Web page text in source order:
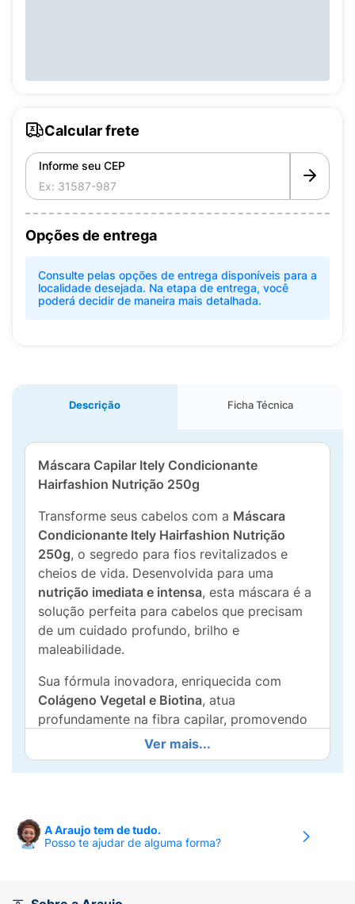
Calcular frete
Informe seu CEP
Opções de entrega
Consulte pelas opções de entrega disponíveis para a
localidade desejada. Na etapa de entrega, você
poderá decidir de maneira mais detalhada.
Descrição Ficha Técnica
Máscara Capilar Itely Condicionante
Hairfashion Nutrição 250g
Transforme seus cabelos com a Máscara
Condicionante Itely Hairfashion Nutrição
250g, o segredo para fios revitalizados e
cheios de vida. Desenvolvida para uma
nutrição imediata e intensa, esta máscara é a
solução perfeita para cabelos que precisam
de um cuidado profundo, brilho e
maleabilidade.
Sua fórmula inovadora, enriquecida com
Colágeno Vegetal e Biotina, atua
profundamente na fibra capilar, promovendo
a reparação e o fortalecimento dos fios. O
resultado? Cabelos2,8x mais penteáveis
(secos ou molhados) e4x mais brilho, desde
Além disso, a Máscara Itely Hairfashion
Nutrição ésem sulfatos , garantindo um
Ver mais...
A Araujo tem de tudo.
Posso te ajudar de alguma forma?